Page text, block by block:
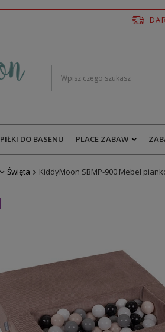
PIŁKI DO BASENU PLACE ZABAW
Święta KiddyMoon SBMP-900 Mebel